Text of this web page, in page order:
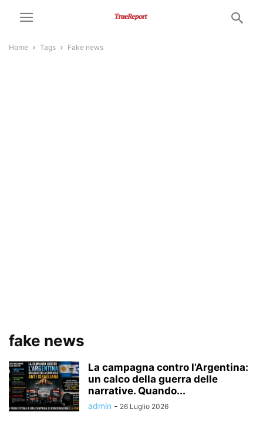
Home Tags Fake news
fake news
La campagna contro l’Argentina:
un calco della guerra delle
narrative. Quando...
admin - 26 Luglio 2026